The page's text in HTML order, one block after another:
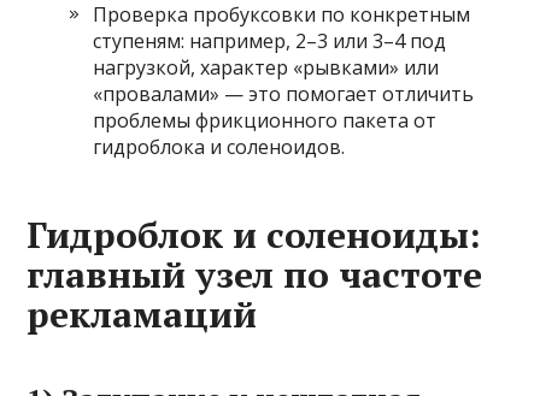
Проверка пробуксовки по конкретным
ступеням: например, 2–3 или 3–4 под
нагрузкой, характер «рывками» или
«провалами» — это помогает отличить
проблемы фрикционного пакета от
гидроблока и соленоидов.
Гидроблок и соленоиды:
главный узел по частоте
рекламаций